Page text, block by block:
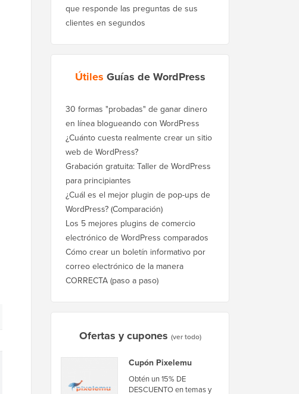
que responde las preguntas de sus
clientes en segundos
Útiles Guías de WordPress
30 formas "probadas" de ganar dinero
en línea blogueando con WordPress
¿Cuánto cuesta realmente crear un sitio
web de WordPress?
Grabación gratuita: Taller de WordPress
para principiantes
¿Cuál es el mejor plugin de pop-ups de
WordPress? (Comparación)
Los 5 mejores plugins de comercio
electrónico de WordPress comparados
Cómo crear un boletín informativo por
correo electrónico de la manera
CORRECTA (paso a paso)
Ofertas y cupones (ver todo)
Cupón Pixelemu
Obtén un 15% DE
DESCUENTO en temas y